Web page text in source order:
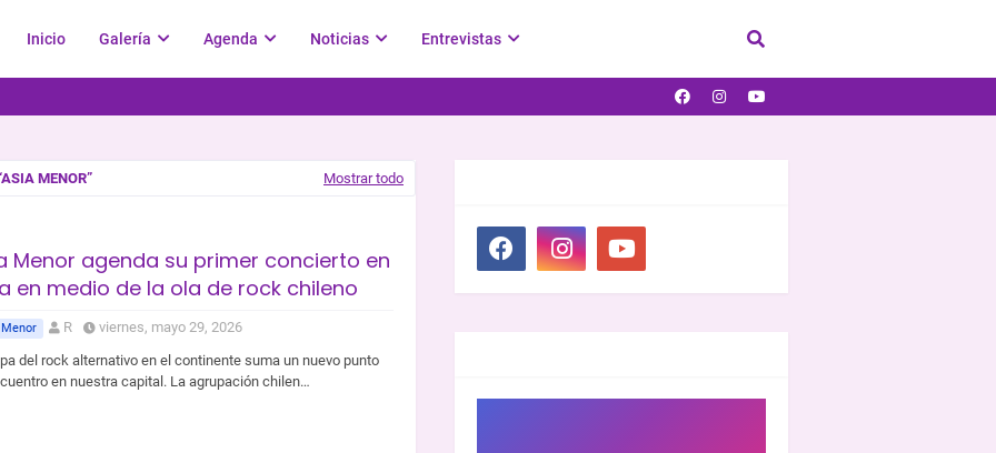
Inicio Galería Agenda Noticias Entrevistas
ASIA MENOR Mostrar todo
Menor agenda su primer concierto en
en medio de la ola de rock chileno
R
viernes, mayo 29, 2026
del rock alternativo en el continente suma un nuevo punto
en nuestra capital. La agrupación chilen…